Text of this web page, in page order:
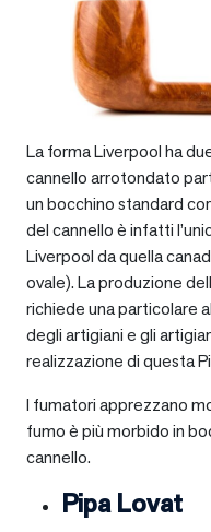
La forma Liverpool ha
cannello arrotondato
un bocchino standard
del cannello è infatti
Liverpool da quella
ovale). La produzione
richiede una particolare
degli artigiani e gli
realizzazione di questa
I fumatori apprezzano
fumo è più morbido in
cannello.
Pipa Lovat